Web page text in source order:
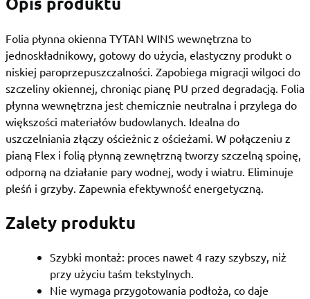
Folia płynna okienna TYTAN WINS wewnętrzna to
jednoskładnikowy, gotowy do użycia, elastyczny produkt o
niskiej paroprzepuszczalności. Zapobiega migracji wilgoci do
szczeliny okiennej, chroniąc pianę PU przed degradacją. Folia
płynna wewnętrzna jest chemicznie neutralna i przylega do
większości materiałów budowlanych. Idealna do
uszczelniania złączy ościeżnic z ościeżami. W połączeniu z
pianą Flex i folią płynną zewnętrzną tworzy szczelną spoinę,
odporną na działanie pary wodnej, wody i wiatru. Eliminuje
pleśń i grzyby. Zapewnia efektywność energetyczną.
Zalety produktu
Szybki montaż: proces nawet 4 razy szybszy, niż
przy użyciu taśm tekstylnych.
Nie wymaga przygotowania podłoża, co daje